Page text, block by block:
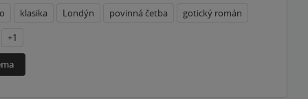
klasika Londýn povinná četba
gotický román
+1